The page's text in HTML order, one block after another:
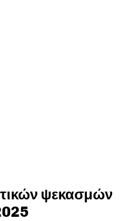
ψεκασμών